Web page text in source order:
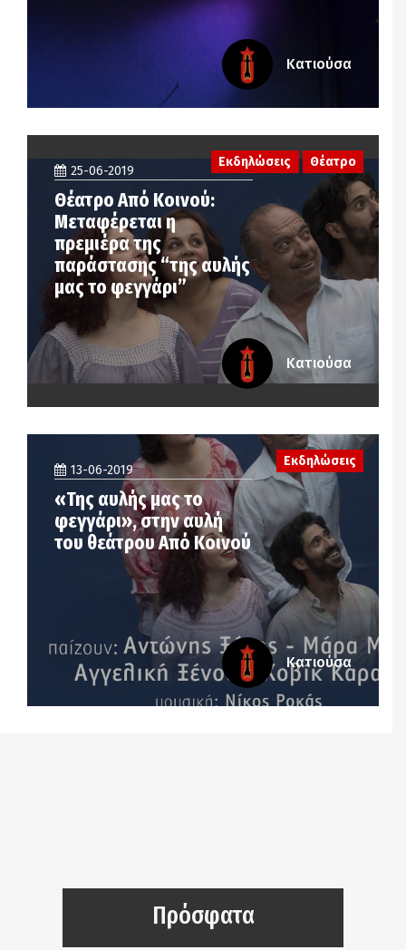
Κατιούσα
25-06-2019
Θέατρο Από Κοινού:
Μεταφέρεται η
πρεμιέρα της
παράστασης “της αυλής
μας το φεγγάρι”
Εκδηλώσεις Θέατρο
Κατιούσα
13-06-2019
«Της αυλής μας το
φεγγάρι», στην αυλή
του θεάτρου Από Κοινού
Εκδηλώσεις
Κατιούσα
Πρόσφατα